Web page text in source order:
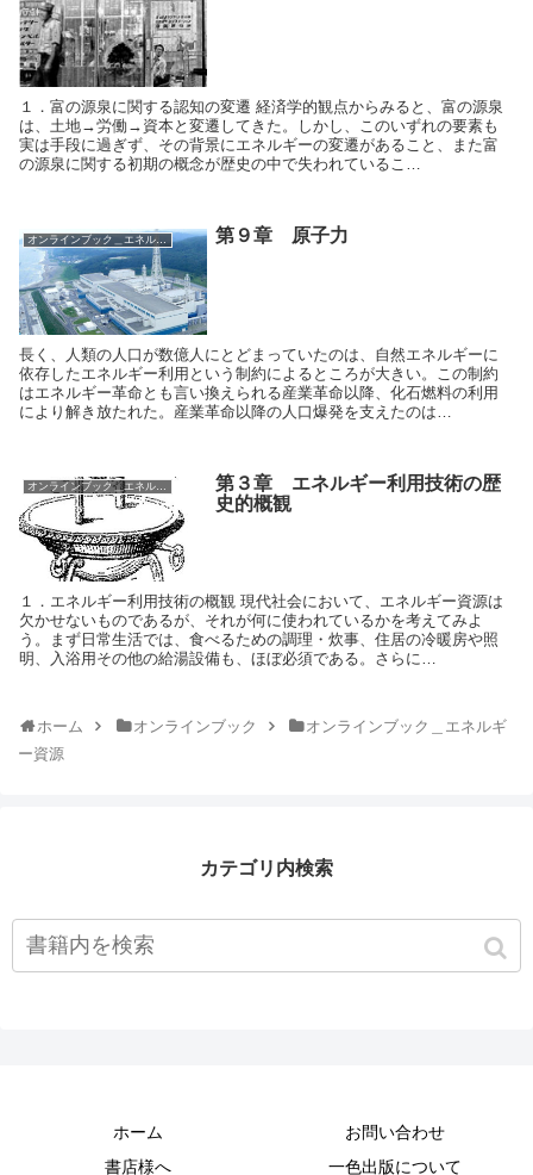
１．富の源泉に関する認知の変遷 経済学的観点からみると、富の源泉
は、土地→労働→資本と変遷してきた。しかし、このいずれの要素も
実は手段に過ぎず、その背景にエネルギーの変遷があること、また富
の源泉に関する初期の概念が歴史の中で失われているこ…
第９章 原子力
長く、人類の人口が数億人にとどまっていたのは、自然エネルギーに
依存したエネルギー利用という制約によるところが大きい。この制約
はエネルギー革命とも言い換えられる産業革命以降、化石燃料の利用
により解き放たれた。産業革命以降の人口爆発を支えたのは…
オンラインブック＿エネルギー資源
第３章 エネルギー利用技術の歴
史的概観
１．エネルギー利用技術の概観 現代社会において、エネルギー資源は
欠かせないものであるが、それが何に使われているかを考えてみよ
う。まず日常生活では、食べるための調理・炊事、住居の冷暖房や照
明、入浴用その他の給湯設備も、ほぼ必須である。さらに…
ホーム オンラインブック
オンラインブック＿エネルギ
ー資源
カテゴリ内検索
ホーム
お問い合わせ
書店様へ
一色出版について